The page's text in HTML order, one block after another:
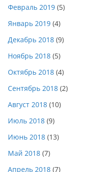
Февраль 2019 (5)
Январь 2019 (4)
Декабрь 2018 (9)
Ноябрь 2018 (5)
Октябрь 2018 (4)
Сентябрь 2018 (2)
Август 2018 (10)
Июль 2018 (9)
Июнь 2018 (13)
Май 2018 (7)
Апрель 2018 (7)